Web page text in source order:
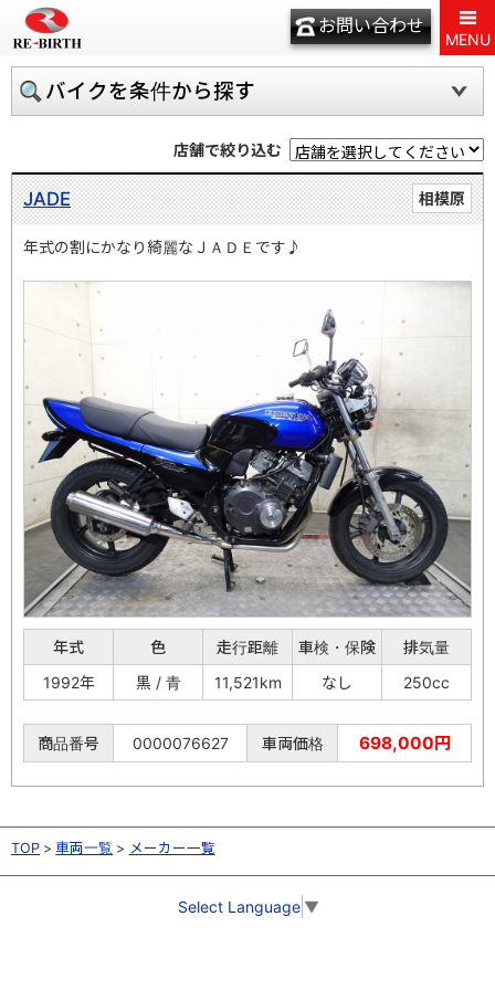
お問い合わせ
MENU
バイクを条件から探す
店舗で絞り込む
相模原
JADE
年式の割にかなり綺麗なＪＡＤＥです♪
年式 色 走行距離 車検・保険
排気量
1992年
黒 / 青 11,521km なし 250cc
商品番号 0000076627 車両価格 698,000円
TOP 車両一覧 メーカー一覧
Select Language ▼